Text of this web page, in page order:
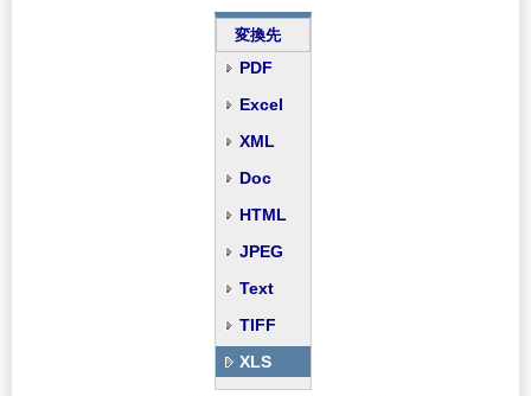
変換先
PDF
Excel
XML
Doc
HTML
JPEG
Text
TIFF
XLS